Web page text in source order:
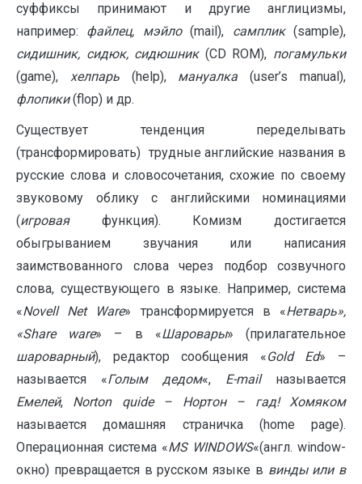
суффиксы принимают и другие англицизмы,
например: файлец, мэйло(mail), самплик(sample),
сидишник, сидюк, сидюшник(CD ROM), погамульки
(game), хелпарь(help), мануалка(user’s manual),
флопики(flop) и др.
Существует тенденция переделывать
(трансформировать) трудные английские названия в
русские слова и словосочетания, схожие по своему
звуковому облику с английскими номинациями
(игроваяфункция). Комизм достигается
обыгрыванием звучания или написания
заимствованного слова через подбор созвучного
слова, существующего в языке. Например, система
«Novell Net Ware» трансформируется в «Нетварь»,
«Share ware» – в «Шаровары» (прилагательное
шароварный), редактор сообщения «Gold Ed» –
называется «Голым дедом«, E-mailназывается
Емелей, Norton quide – Нортон – гад! Хомяком
называется домашняя страничка (home page).
Операционная система «MS WINDOWS«(англ. window-
окно) превращается в русском языке в винды или в